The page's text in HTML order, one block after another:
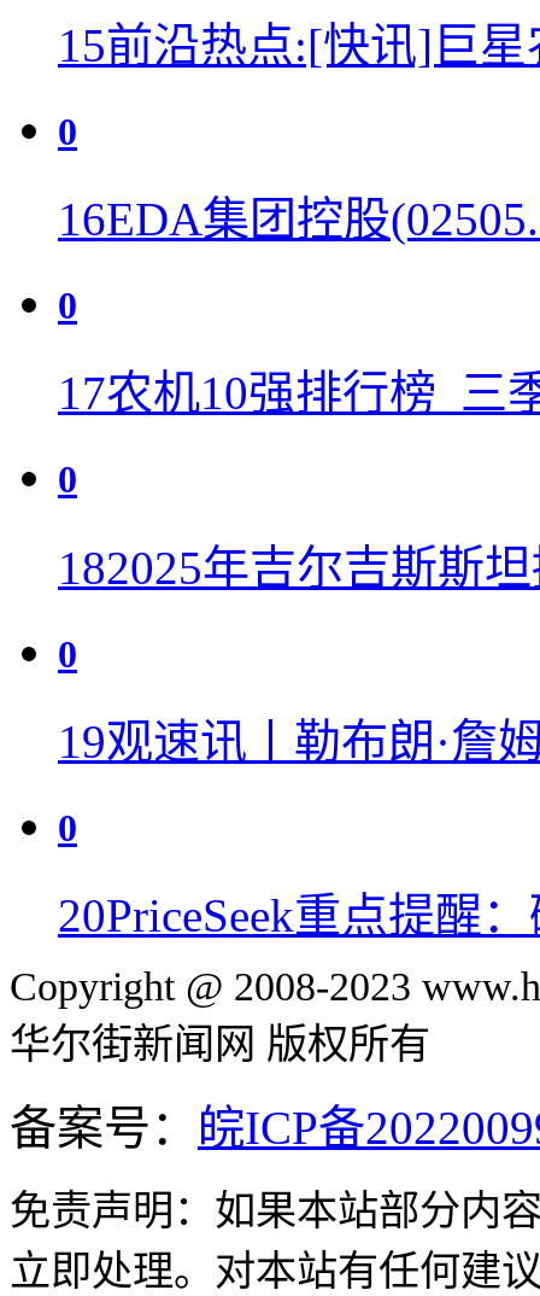
15前沿热点:[快讯]巨
0
16EDA集团控股
0
17农机10强排行榜_三
0
182025年吉尔吉斯斯
0
19观速讯丨勒布朗·詹
0
20PriceSeek重点提醒
Copyright @ 2008-2023
华尔街新闻网 版权所有
备案号： 皖ICP备
免责声明：如果本站部分内
立即处理。对本站有任何建